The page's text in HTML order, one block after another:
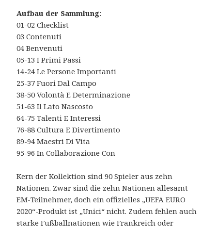
Aufbau der Sammlung:
01-02 Checklist
03 Contenuti
04 Benvenuti
05-13 I Primi Passi
14-24 Le Persone Importanti
25-37 Fuori Dal Campo
38-50 Volontà E Determinazione
51-63 Il Lato Nascosto
64-75 Talenti E Interessi
76-88 Cultura E Divertimento
89-94 Maestri Di Vita
95-96 In Collaborazione Con
Kern der Kollektion sind 90 Spieler aus zehn
Nationen. Zwar sind die zehn Nationen allesamt
EM-Teilnehmer, doch ein offizielles „UEFA EURO
2020“-Produkt ist „Unici“ nicht. Zudem fehlen auch
starke Fußballnationen wie Frankreich oder